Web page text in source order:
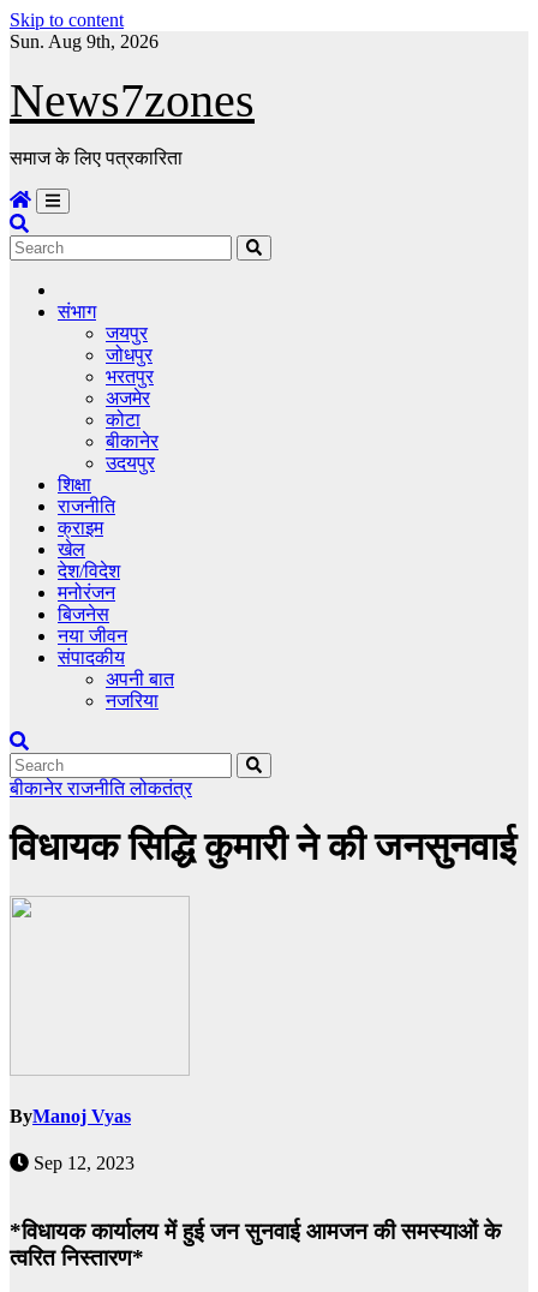
Skip to content
Sun. Aug 9th, 2026
News7zones
समाज के लिए पत्रकारिता
संभाग
जयपुर
जोधपुर
भरतपुर
अजमेर
कोटा
बीकानेर
उदयपुर
शिक्षा
राजनीति
क्राइम
खेल
देश/विदेश
मनोरंजन
बिजनेस
नया जीवन
संपादकीय
अपनी बात
नजरिया
बीकानेरराजनीतिलोकतंत्र
विधायक सिद्धि कुमारी ने की जनसुनवाई
ByManoj Vyas
Sep 12, 2023
*विधायक कार्यालय में हुई जन सुनवाई आमजन की समस्याओं के
त्वरित निस्तारण*